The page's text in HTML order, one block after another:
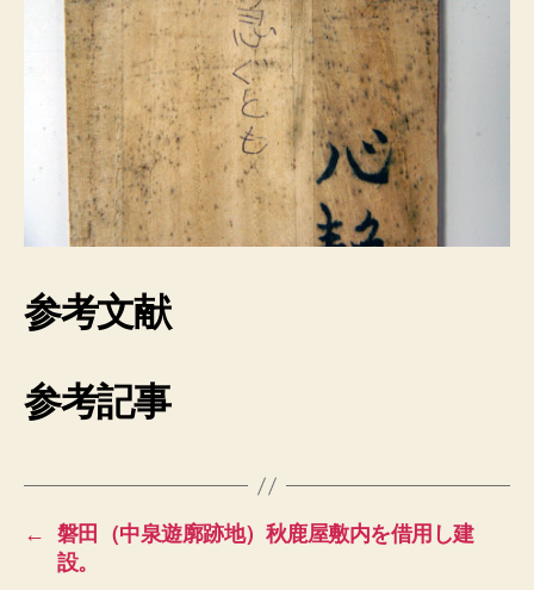
参考文献
参考記事
←
磐田（中泉遊廓跡地）秋鹿屋敷内を借用し建
設。